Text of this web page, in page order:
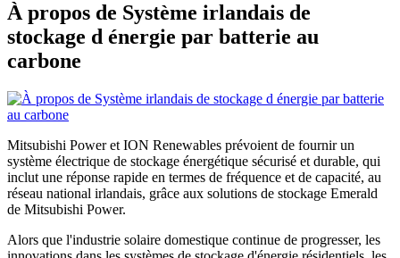
À propos de Système irlandais de
stockage d énergie par batterie au
carbone
Mitsubishi Power et ION Renewables prévoient de fournir un
système électrique de stockage énergétique sécurisé et durable, qui
inclut une réponse rapide en termes de fréquence et de capacité, au
réseau national irlandais, grâce aux solutions de stockage Emerald
de Mitsubishi Power.
Alors que l'industrie solaire domestique continue de progresser, les